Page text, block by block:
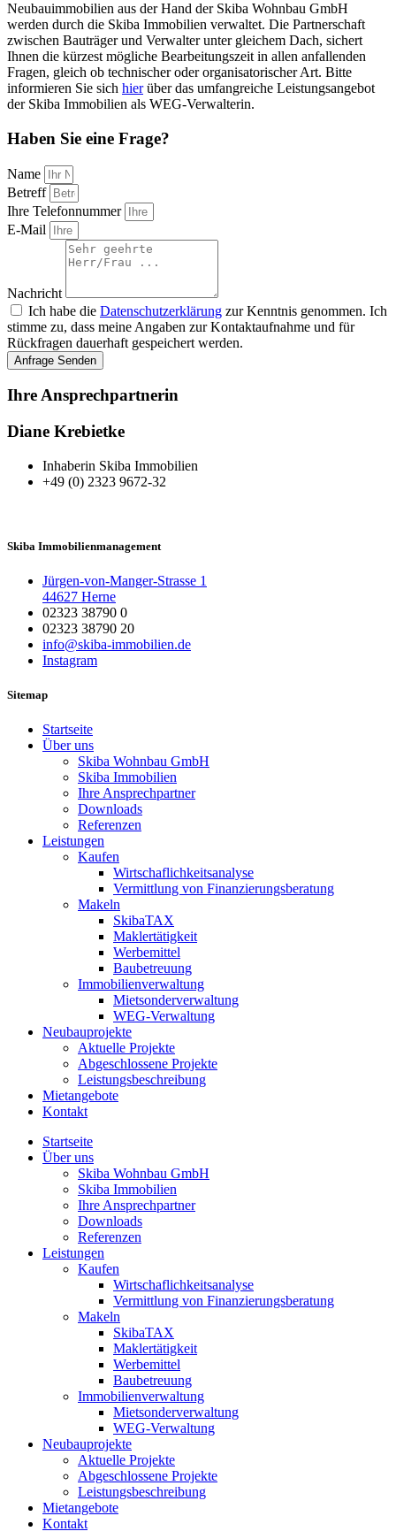
Neubauimmobilien aus der Hand der Skiba Wohnbau GmbH
werden durch die Skiba Immobilien verwaltet. Die Partnerschaft
zwischen Bauträger und Verwalter unter gleichem Dach, sichert
Ihnen die kürzest mögliche Bearbeitungszeit in allen anfallenden
Fragen, gleich ob technischer oder organisatorischer Art. Bitte
informieren Sie sich hierüber das umfangreiche Leistungsangebot
der Skiba Immobilien als WEG-Verwalterin.
Haben Sie eine Frage?
Name
Betreff
Ihre Telefonnummer
E-Mail
Nachricht
Ich habe die Datenschutzerklärung zur Kenntnis genommen. Ich
stimme zu, dass meine Angaben zur Kontaktaufnahme und für
Rückfragen dauerhaft gespeichert werden.
Anfrage Senden
Ihre Ansprechpartnerin
Diane Krebietke
Inhaberin Skiba Immobilien
+49 (0) 2323 9672-32
Skiba Immobilienmanagement
Jürgen-von-Manger-Strasse 1
44627 Herne
02323 38790 0
02323 38790 20
info@skiba-immobilien.de
Instagram
Sitemap
Startseite
Über uns
Skiba Wohnbau GmbH
Skiba Immobilien
Ihre Ansprechpartner
Downloads
Referenzen
Leistungen
Kaufen
Wirtschaflichkeitsanalyse
Vermittlung von Finanzierungsberatung
Makeln
SkibaTAX
Maklertätigkeit
Werbemittel
Baubetreuung
Immobilienverwaltung
Mietsonderverwaltung
WEG-Verwaltung
Neubauprojekte
Aktuelle Projekte
Abgeschlossene Projekte
Leistungsbeschreibung
Mietangebote
Kontakt
Startseite
Über uns
Skiba Wohnbau GmbH
Skiba Immobilien
Ihre Ansprechpartner
Downloads
Referenzen
Leistungen
Kaufen
Wirtschaflichkeitsanalyse
Vermittlung von Finanzierungsberatung
Makeln
SkibaTAX
Maklertätigkeit
Werbemittel
Baubetreuung
Immobilienverwaltung
Mietsonderverwaltung
WEG-Verwaltung
Neubauprojekte
Aktuelle Projekte
Abgeschlossene Projekte
Leistungsbeschreibung
Mietangebote
Kontakt